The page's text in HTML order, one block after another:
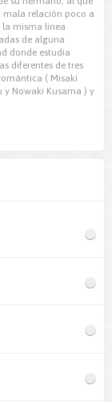
mala relación poco a
la misma linea
de alguna
donde estudia
diferentes de tres
( Misaki
y Nowaki Kusama ) y